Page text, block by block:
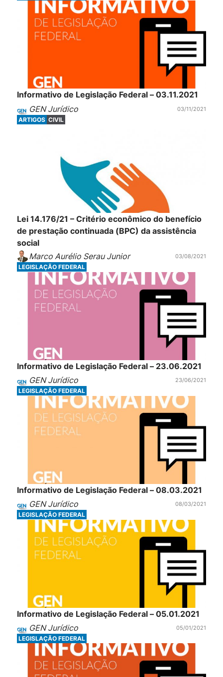
Informativo de Legislação Federal – 03.11.2021
GEN Jurídico
03/11/2021
ARTIGOS CIVIL
Lei 14.176/21 – Critério econômico do benefício
de prestação continuada (BPC) da assistência
social
Marco Aurélio Serau Junior
03/08/2021
LEGISLAÇÃO FEDERAL
Informativo de Legislação Federal – 23.06.2021
GEN Jurídico
23/06/2021
LEGISLAÇÃO FEDERAL
Informativo de Legislação Federal – 08.03.2021
GEN Jurídico
08/03/2021
LEGISLAÇÃO FEDERAL
Informativo de Legislação Federal – 05.01.2021
GEN Jurídico
05/01/2021
LEGISLAÇÃO FEDERAL